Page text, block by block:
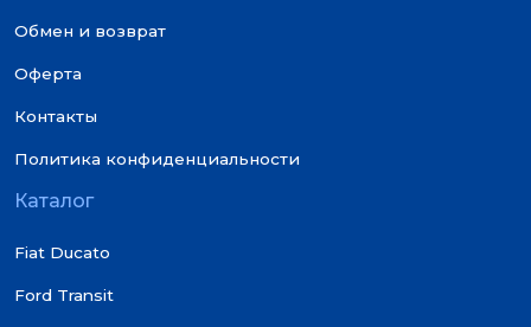
Обмен и возврат
Оферта
Контакты
Политика конфиденциальности
Каталог
Fiat Ducato
Ford Transit